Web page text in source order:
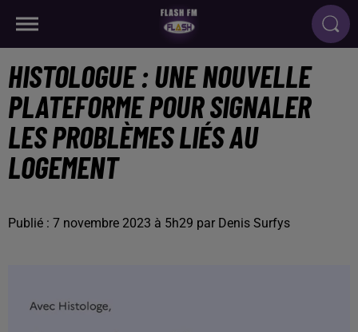
HISTOLOGUE : UNE NOUVELLE
PLATEFORME POUR SIGNALER
LES PROBLÈMES LIÉS AU
LOGEMENT
Publié : 7 novembre 2023 à 5h29 par Denis Surfys